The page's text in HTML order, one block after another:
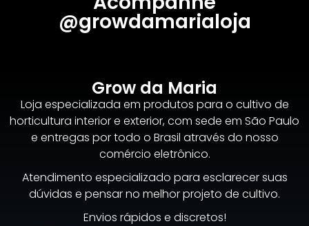
@growdamarialoja
Grow da Maria
Loja especializada em produtos para o cultivo de
horticultura interior e exterior, com sede em São Paulo
e entregas por todo o Brasil através do nosso
comércio eletrônico.
Atendimento especializado para esclarecer suas
dúvidas e pensar no melhor projeto de cultivo.
Envios rápidos e discretos!